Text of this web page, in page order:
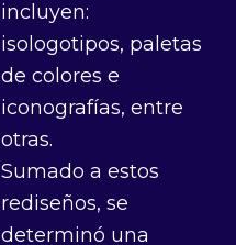
incluyen:
isologotipos, paletas
de colores e
iconografías, entre
otras.
Sumado a estos
rediseños, se
determinó una